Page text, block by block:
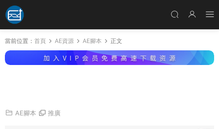
當前位置： 首頁 AE資源 AE腳本 正文
AE腳本 推廣